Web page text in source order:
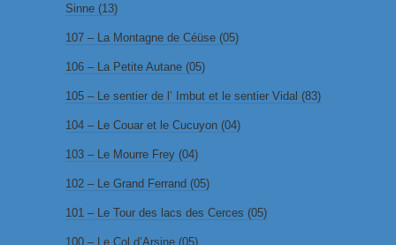
Sinne (13)
107 – La Montagne de Céüse (05)
106 – La Petite Autane (05)
105 – Le sentier de l’ Imbut et le sentier Vidal (83)
104 – Le Couar et le Cucuyon (04)
103 – Le Mourre Frey (04)
102 – Le Grand Ferrand (05)
101 – Le Tour des lacs des Cerces (05)
100 – Le Col d’Arsine (05)